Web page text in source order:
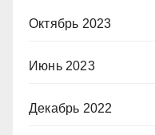
Октябрь 2023
Июнь 2023
Декабрь 2022